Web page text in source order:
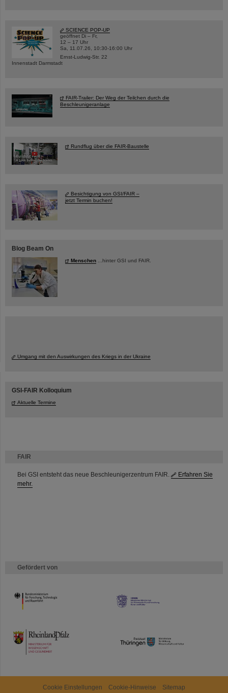
FAIR
Bei GSI entsteht das neue Beschleunigerzentrum FAIR.
Erfahren Sie
mehr.
Gefördert von
HMWK
TMWWDG
SCIENCE POP-UP
geöffnet Di – Fr,
12 – 17 Uhr
Sa, 11.07.26, 10:30-16:00 Uhr
Ernst-Ludwig-Str. 22
Innenstadt Darmstadt
FAIR-Trailer: Der Weg der Teilchen durch die
Beschleunigeranlage
Rundflug über die FAIR-Baustelle
Besichtigung von GSI/FAIR –
jetzt Termin buchen!
Blog Beam On
Menschen ...hinter GSI und FAIR.
Umgang mit den Auswirkungen des Kriegs in der Ukraine
GSI-FAIR Kolloquium
Aktuelle Termine
Cookie Einstellungen Cookie-Hinweise Sitemap